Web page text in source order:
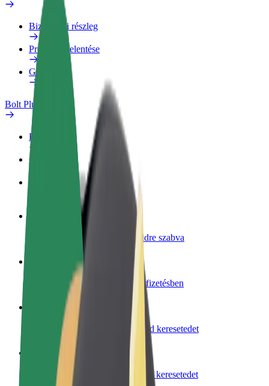
Biztonsági részleg
Probléma jelentése
GYIK
Bolt Plus
Előnyök
Csatlakozás
Pénzkereseti lehetőség igényeidre szabva
Legyél futár
Legyél futár és részesülj heti kifizetésben
Étterem vagy üzlet hozzáadása
Érj el több felhasználót és növeld keresetedet
Regisztrálj flottatulajdonosként
Légy Bolt flottapartner és növeld keresetedet